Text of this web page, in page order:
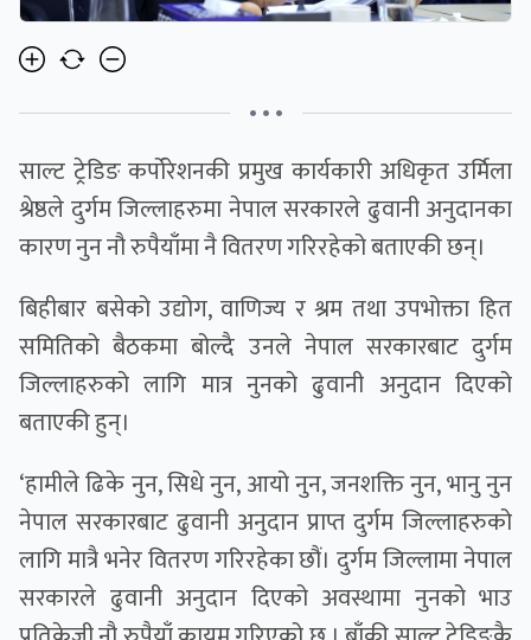
• • •
साल्ट ट्रेडिङ कर्पोरेशनकी प्रमुख कार्यकारी अधिकृत उर्मिला
श्रेष्ठले दुर्गम जिल्लाहरुमा नेपाल सरकारले ढुवानी अनुदानका
कारण नुन नौ रुपैयाँमा नै वितरण गरिरहेको बताएकी छन्।
बिहीबार बसेको उद्योग, वाणिज्य र श्रम तथा उपभोक्ता हित
समितिको बैठकमा बोल्दै उनले नेपाल सरकारबाट दुर्गम
जिल्लाहरुको लागि मात्र नुनको ढुवानी अनुदान दिएको
बताएकी हुन्।
‘हामीले ढिके नुन, सिधे नुन, आयो नुन, जनशक्ति नुन, भानु नुन
नेपाल सरकारबाट ढुवानी अनुदान प्राप्त दुर्गम जिल्लाहरुको
लागि मात्रै भनेर वितरण गरिरहेका छौं। दुर्गम जिल्लामा नेपाल
सरकारले ढुवानी अनुदान दिएको अवस्थामा नुनको भाउ